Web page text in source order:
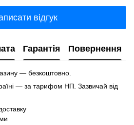
відгук
Гарантія Повернення
— безкоштовно.
— за тарифом НП. Зазвичай від